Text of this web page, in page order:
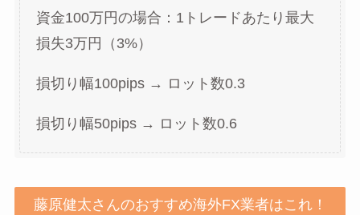
資金100万円の場合：1トレードあたり最大
損失3万円（3%）
損切り幅100pips → ロット数0.3
損切り幅50pips → ロット数0.6
藤原健太さんのおすすめ海外FX業者はこれ！